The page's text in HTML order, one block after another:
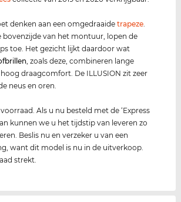
denken aan een omgedraaidetrapeze.
bovenzijde van het montuur, lopen de
toe. Het gezicht lijkt daardoor wat
brillen, zoals deze, combineren lange
draagcomfort. De ILLUSION zit zeer
neus en oren.
Als u nu besteld met de ‘Express
kunnen we u het tijdstip van leveren zo
Beslis nu en verzeker u van een
want dit model is nu in de uitverkoop.
strekt.